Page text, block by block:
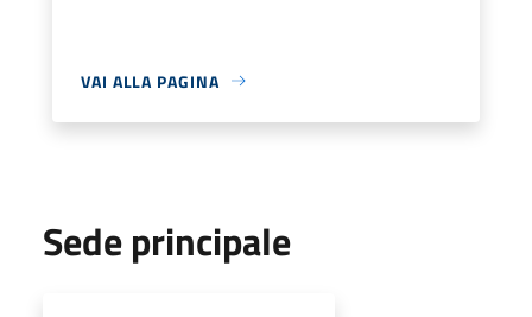
VAI ALLA PAGINA
Sede principale